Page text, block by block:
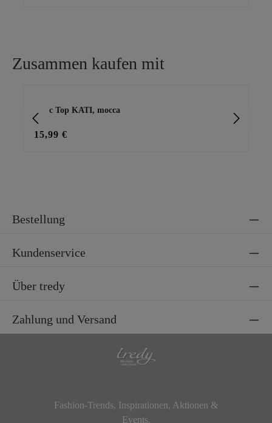
Zusammen kaufen mit
Basic Top KATI, mocca
15,99 €
Bestellung
Kundenservice
Über tredy
Zahlung und Versand
Fashion-Trends, Inspirationen, Aktionen &
Events.